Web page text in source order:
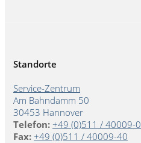
Standorte
Service-Zentrum
Am Bahndamm 50
30453 Hannover
Telefon: +49 (0)511 / 40009-0
Fax: +49 (0)511 / 40009-40